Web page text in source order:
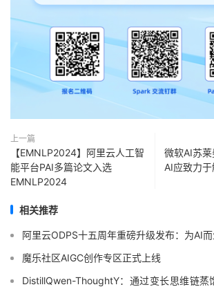
上一篇
【EMNLP2024】阿里云人工智
能平台PAI多篇论文入选
EMNLP2024
微软AI苏莱
AI应致力
相关推荐
阿里云ODPS十五周年重磅升级发布：为AI
魔乐社区AIGC创作专区正式上线
DistillQwen-ThoughtY：通过变长思维链蒸